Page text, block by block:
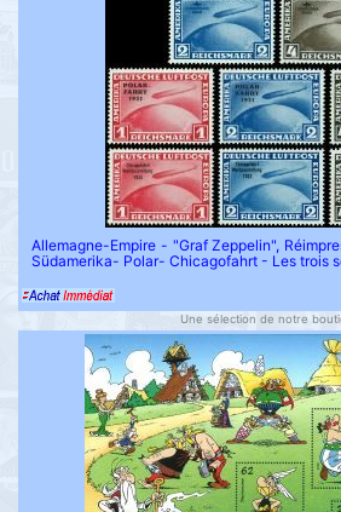
Allemagne-Empire - "Graf Zeppelin",
Südamerika- Polar- Chicagofahrt - Les trois
Une sélection de notre